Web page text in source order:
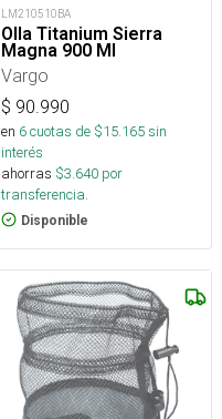
LM210510BA
Olla Titanium Sierra
Magna 900 Ml
Vargo
$ 90.990
en 6cuotas de $15.165sin
interés
ahorras $3.640 por
transferencia.
Disponible